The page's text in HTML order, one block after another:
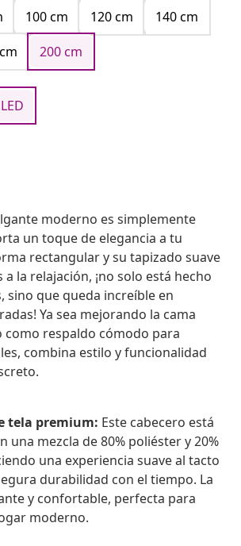
100 cm 120 cm
140 cm
200 cm
moderno es simplemente
un toque de elegancia a tu
rectangular y su tapizado suave
la relajación, ¡no solo está hecho
sino que queda increíble en
Ya sea mejorando la cama
como respaldo cómodo para
combina estilo y funcionalidad
tela premium: Este cabecero está
una mezcla de 80% poliéster y 20%
una experiencia suave al tacto
durabilidad con el tiempo. La
y confortable, perfecta para
moderno.